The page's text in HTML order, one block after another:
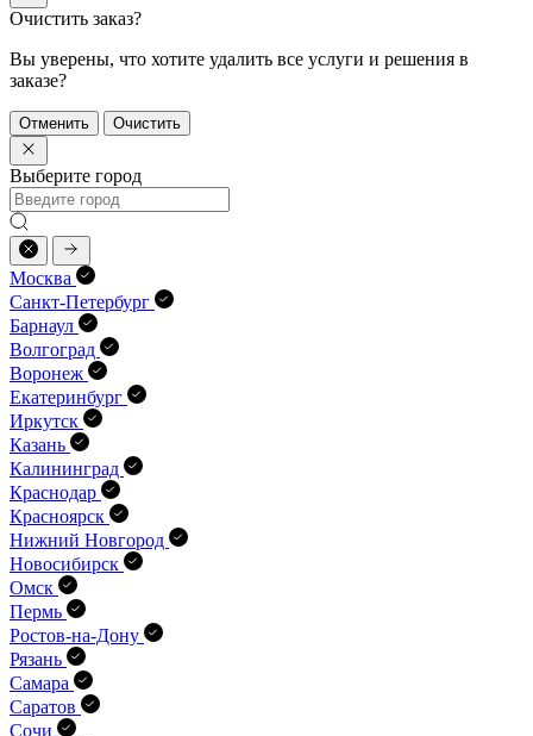
Очистить заказ?
Вы уверены, что хотите удалить все услуги и решения в
заказе?
Отменить Очистить
Выберите город
Москва
Санкт-Петербург
Барнаул
Волгоград
Воронеж
Екатеринбург
Иркутск
Казань
Калининград
Краснодар
Красноярск
Нижний Новгород
Новосибирск
Омск
Пермь
Ростов-на-Дону
Рязань
Самара
Саратов
Сочи